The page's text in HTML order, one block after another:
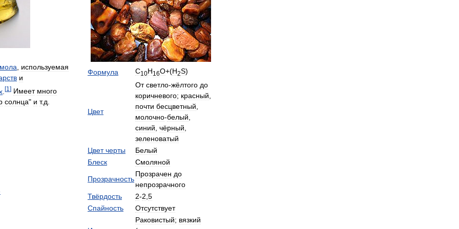
Формула C10H16O+(H2S)
Цвет
От светло-жёлтого до
коричневого; красный
почти бесцветный
молочно-белый
синий чёрный
зеленоватый
Цвет черты
Белый
Блеск
Смоляной
Прозрачность
Прозрачен до
непрозрачного
Твёрдость
2-2 5
Спайность
Отсутствует
Раковистый; вязкий
используемая
и
[1 ] Имеет много
солнца" и т.д.